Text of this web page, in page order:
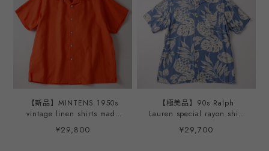
ルエット サイズ①・②
ルエット サイズ①・②
【新品】MINTENS 1950s
vintage linen shirts made
in France fabrics made in
JAPAN S/S open collar／
¥29,800
【極美品】90s Ralph
Lauren special rayon shirt
Blue S/S "ADAMS" mint
condition ／ ラルフローレ¥29,700